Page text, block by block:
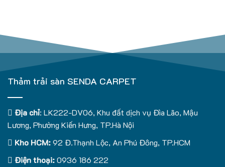
Thảm trải sàn SENDA CARPET
Địa chỉ: LK222-DV06, Khu đất dịch vụ Đìa Lão, Mậu
Lương, Phường Kiến Hưng, TP.Hà Nội
Kho HCM:92 Đ.Thạnh Lộc, An Phú Đông, TP.HCM
Điện thoại:0936 186 222